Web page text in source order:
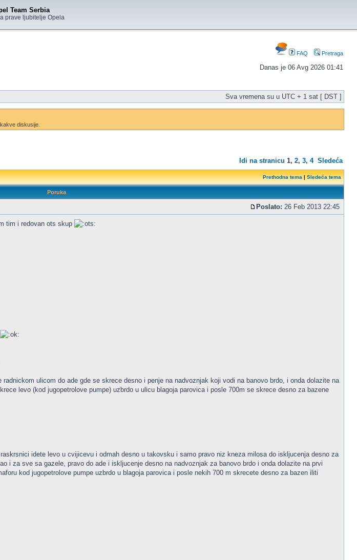
Team Serbia
prave ljubitelje Opela
FAQ Pretraga
Danas je 06 Avg 2026 01:41
Sva vremena su u UTC + 1 sat [ DST ]
diskusije.
Idi na stranicu 1, 2, 3, 4 Sledeća
Prethodna tema|Sledeća tema
Poruka
Poslato: 26 Feb 2013 22:45
tim i redovan ots skup
ulicom do ade gde se skrece desno i penje na nadvoznjak koji vodi na banovo brdo, i onda dolazite na
levo (kod jugopetrolove pumpe) uzbrdo u ulicu blagoja parovica i posle 700m se skrece desno za bazene
idete levo u cvijicevu i odmah desno u takovsku i samo pravo niz kneza milosa do iskljucenja desno za
i za sve sa gazele, pravo do ade i iskljucenje desno na nadvoznjak za banovo brdo i onda dolazite na prvi
kod jugopetrolove pumpe uzbrdo u blagoja parovica i posle nekih 700 m skrecete desno za bazen iliti